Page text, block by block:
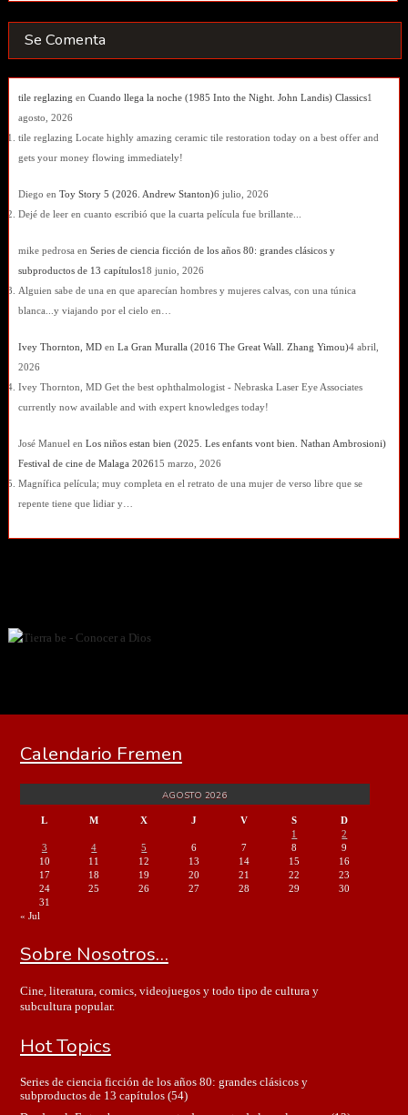
Se Comenta
tile reglazing en Cuando llega la noche (1985 Into the Night. John Landis) Classics1
agosto, 2026
tile reglazing Locate highly amazing ceramic tile restoration today on a best offer and
gets your money flowing immediately!
Diego en Toy Story 5 (2026. Andrew Stanton)6 julio, 2026
Dejé de leer en cuanto escribió que la cuarta película fue brillante...
mike pedrosa en Series de ciencia ficción de los años 80: grandes clásicos y
subproductos de 13 capítulos18 junio, 2026
Alguien sabe de una en que aparecían hombres y mujeres calvas, con una túnica
blanca...y viajando por el cielo en…
Ivey Thornton, MDen La Gran Muralla (2016 The Great Wall. Zhang Yimou)4 abril,
2026
Ivey Thornton, MD Get the best ophthalmologist - Nebraska Laser Eye Associates
currently now available and with expert knowledges today!
José Manuel en Los niños estan bien (2025. Les enfants vont bien. Nathan Ambrosioni)
Festival de cine de Malaga 202615 marzo, 2026
Magnífica película; muy completa en el retrato de una mujer de verso libre que se
repente tiene que lidiar y…
Calendario Fremen
AGOSTO 2026
L M X J V S
D
1
2
3
4 5 6 7 8
9
10
11 12 13 14 15
16
17
18 19 20 21 22
23
24
25 26 27 28 29
30
31
« Jul
Sobre Nosotros…
Cine, literatura, comics, videojuegos y todo tipo de cultura y
subcultura popular.
Hot Topics
Series de ciencia ficción de los años 80: grandes clásicos y
subproductos de 13 capítulos(54)